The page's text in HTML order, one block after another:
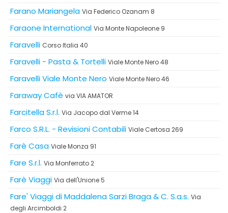
Farano Mariangela Via Federico Ozanam 8
Faraone International Via Monte Napoleone 9
Faravelli Corso Italia 40
Faravelli - Pasta & Tortelli Viale Monte Nero 48
Faravelli Viale Monte Nero Viale Monte Nero 46
Faraway Cafè via VIA AMATOR
Farcitella S.r.l. Via Jacopo dal Verme 14
Farco S.R.L. - Revisioni Contabili Viale Certosa 269
Farè Casa Viale Monza 91
Fare S.r.l. Via Monferrato 2
Farè Viaggi Via dell'Unione 5
Fare' Viaggi di Maddalena Sarzi Braga & C. S.a.s. Via
degli Arcimboldi 2